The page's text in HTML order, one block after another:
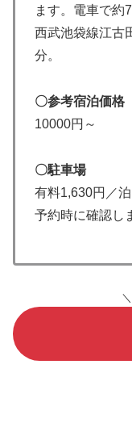
ます。電車で約7
西武池袋線江古
分。
〇参考宿泊価格
10000円～
〇駐車場
有料1,630円／
予約時に確認し